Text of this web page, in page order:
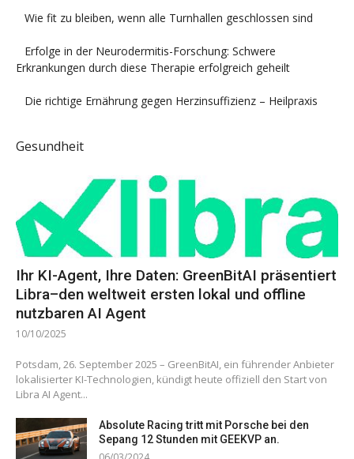
Wie fit zu bleiben, wenn alle Turnhallen geschlossen sind
Erfolge in der Neurodermitis-Forschung: Schwere
Erkrankungen durch diese Therapie erfolgreich geheilt
Die richtige Ernährung gegen Herzinsuffizienz – Heilpraxis
Gesundheit
Ihr KI-Agent, Ihre Daten: GreenBitAI präsentiert
Libra–den weltweit ersten lokal und offline
nutzbaren AI Agent
10/10/2025
Potsdam, 26. September 2025 – GreenBitAI, ein führender Anbieter
lokalisierter KI-Technologien, kündigt heute offiziell den Start von
Libra AI Agent...
Absolute Racing tritt mit Porsche bei den
Sepang 12 Stunden mit GEEKVP an.